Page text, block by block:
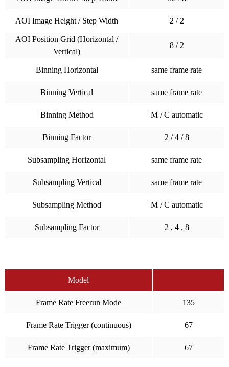
AOI Image Height / Step Width 2 / 2
AOI Position Grid (Horizontal /
Vertical)
8 / 2
Binning Horizontal same frame rate
Binning Vertical same frame rate
Binning Method M / C automatic
Binning Factor 2 / 4 / 8
Subsampling Horizontal same frame rate
Subsampling Vertical same frame rate
Subsampling Method M / C automatic
Subsampling Factor 2 , 4 , 8
Model
Frame Rate Freerun Mode 135
Frame Rate Trigger (continuous) 67
Frame Rate Trigger (maximum) 67